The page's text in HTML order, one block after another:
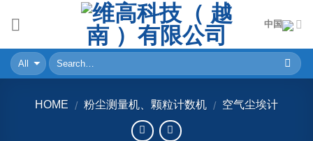
中国
HOME / 粉尘测量机、颗粒计数机 / 空气尘埃计